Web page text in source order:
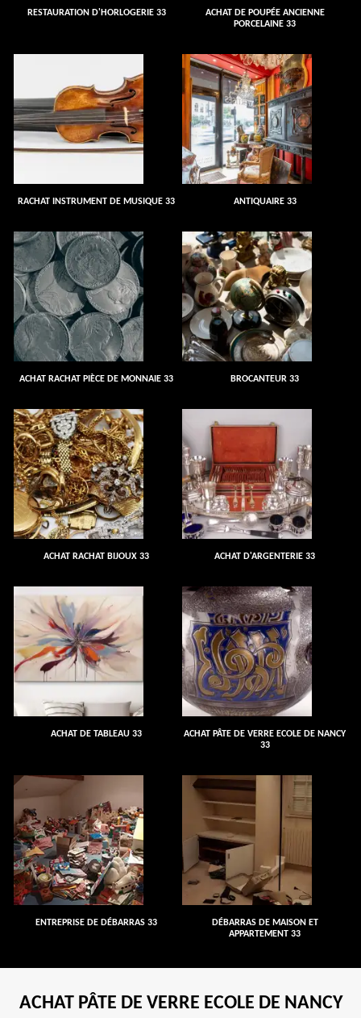
RESTAURATION D'HORLOGERIE 33
ACHAT DE POUPÉE ANCIENNE
PORCELAINE 33
RACHAT INSTRUMENT DE MUSIQUE 33 ANTIQUAIRE 33
ACHAT RACHAT PIÈCE DE MONNAIE 33 BROCANTEUR 33
ACHAT RACHAT BIJOUX 33 ACHAT D'ARGENTERIE 33
ACHAT DE TABLEAU 33
ACHAT PÂTE DE VERRE ECOLE DE NANCY
33
ENTREPRISE DE DÉBARRAS 33
DÉBARRAS DE MAISON ET
APPARTEMENT 33
ACHAT PÂTE DE VERRE ECOLE DE NANCY